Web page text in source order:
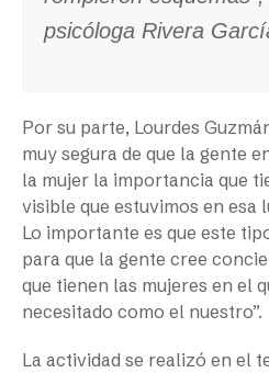
psicóloga Rivera
Por su parte, Lourdes
muy segura de que la gente
la mujer la importancia que
visible que estuvimos en
Lo importante es que este
para que la gente cree
que tienen las mujeres en el
necesitado como el nuestro”.
La actividad se realizó en el